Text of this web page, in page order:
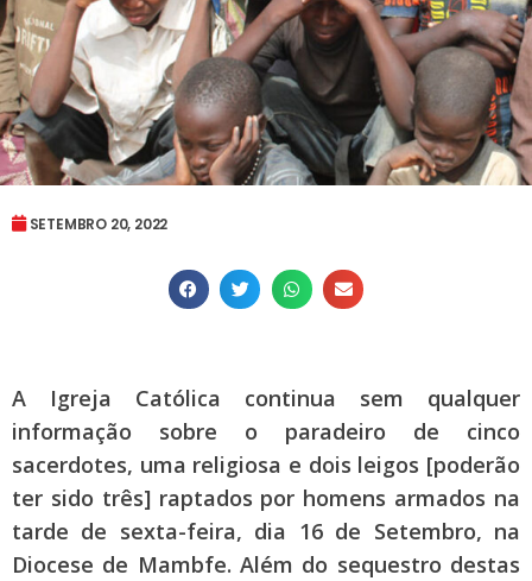
SETEMBRO 20, 2022
A Igreja Católica continua sem qualquer
informação sobre o paradeiro de cinco
sacerdotes, uma religiosa e dois leigos [poderão
ter sido três] raptados por homens armados na
tarde de sexta-feira, dia 16 de Setembro, na
Diocese de Mambfe. Além do sequestro destas